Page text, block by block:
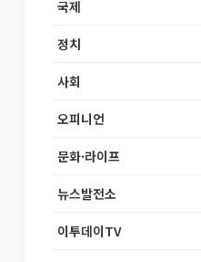
국제
정치
사회
오피니언
문화·라이프
뉴스발전소
이투데이TV